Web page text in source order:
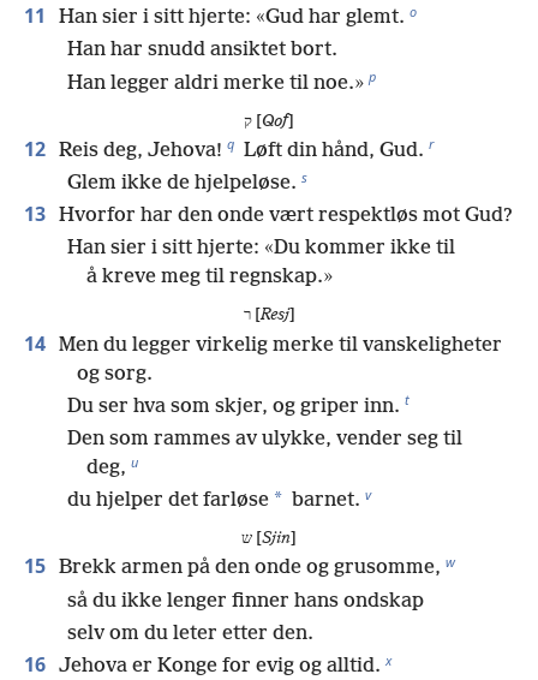
11 Han sier i sitt hjerte: «Gud har glemt. o
Han har snudd ansiktet bort.
Han legger aldri merke til noe.» p
ק [Qof]
12 Reis deg, Jehova! q Løft din hånd, Gud. r
Glem ikke de hjelpeløse. s
13 Hvorfor har den onde vært respektløs mot Gud?
Han sier i sitt hjerte: «Du kommer ikke til
å kreve meg til regnskap.»
ר [Resj]
14 Men du legger virkelig merke til vanskeligheter
og sorg.
Du ser hva som skjer, og griper inn. t
Den som rammes av ulykke, vender seg til
deg, u
du hjelper det farløse * barnet. v
Sjin
15 Brekk armen på den onde og grusomme, w
så du ikke lenger finner hans ondskap
selv om du leter etter den.
16 Jehova er Konge for evig og alltid. x